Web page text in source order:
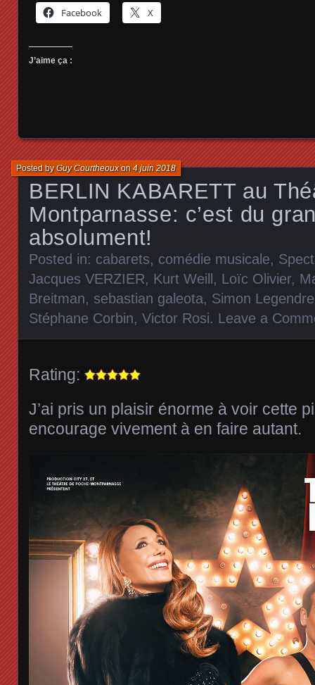
Facebook X
J’aime ça :
BERLIN KABARETT au
Montparnasse: c’est du
absolument!
Posted byGuy Courtheouxon4 juin 2018
Posted in: cabarets, comédie musicale,
Jacques VERZIER, Kurt Weill , Loïc Olivier,
Breitman, sebastian galeota, Simon Legendre
Stéphane Corbin, Victor Rosi. Leave a
Rating:
J’ai pris un plaisir énorme à voir cette
encourage vivement à en faire autant.